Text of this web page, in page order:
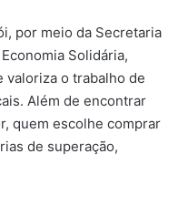
por meio da Secretaria
Solidária,
valoriza o trabalho de
Além de encontrar
quem escolhe comprar
de superação,